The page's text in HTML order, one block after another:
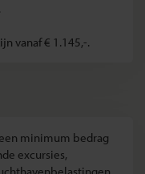
vanaf € 1.145,-.
minimum bedrag
excursies,